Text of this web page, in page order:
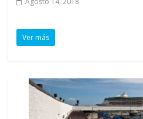
Ver más